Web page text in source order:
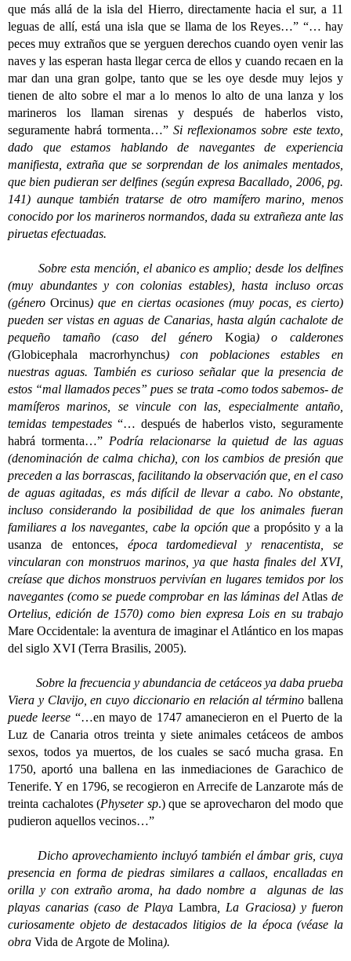
que más allá de la isla del Hierro, directamente hacia el sur, a 11
leguas de allí, está una isla que se llama de los Reyes…” “… hay
peces muy extraños que se yerguen derechos cuando oyen venir las
naves y las esperan hasta llegar cerca de ellos y cuando recaen en la
mar dan una gran golpe, tanto que se les oye desde muy lejos y
tienen de alto sobre el mar a lo menos lo alto de una lanza y los
marineros los llaman sirenas y después de haberlos visto,
seguramente habrá tormenta…”Si reflexionamos sobre este texto,
dado que estamos hablando de navegantes de experiencia
manifiesta, extraña que se sorprendan de los animales mentados,
que bien pudieran ser delfines (según expresa Bacallado, 2006, pg.
141) aunque también tratarse de otro mamífero marino, menos
conocido por los marineros normandos, dada su extrañeza ante las
piruetas efectuadas.
Sobre esta mención, el abanico es amplio; desde los delfines
(muy abundantes y con colonias estables), hasta incluso orcas
(géneroOrcinus) que en ciertas ocasiones (muy pocas, es cierto)
pueden ser vistas en aguas de Canarias, hasta algún cachalote de
pequeño tamaño (caso del género Kogia) o calderones
(Globicephala macrorhynchus) con poblaciones estables en
nuestras aguas. También es curioso señalar que la presencia de
estos “mal llamados peces” pues se trata -como todos sabemos- de
mamíferos marinos, se vincule con las, especialmente antaño,
temidas tempestades “… después de haberlos visto, seguramente
habrá tormenta…”Podría relacionarse la quietud de las aguas
(denominación de calma chicha), con los cambios de presión que
preceden a las borrascas, facilitando la observación que, en el caso
de aguas agitadas, es más difícil de llevar a cabo. No obstante,
incluso considerando la posibilidad de que los animales fueran
familiares a los navegantes, cabe la opción quea propósito y a la
usanza de entonces, época tardomedieval y renacentista, se
vincularan con monstruos marinos, ya que hasta finales del XVI,
creíase que dichos monstruos pervivían en lugares temidos por los
navegantes (como se puede comprobar en las láminas del Atlas de
Ortelius, edición de 1570) como bien expresa Lois en su trabajo
Mare Occidentale: la aventura de imaginar el Atlántico en los mapas
del siglo XVI (Terra Brasilis, 2005).
Sobre la frecuencia y abundancia de cetáceos ya daba prueba
Viera y Clavijo, en cuyo diccionario en relación al término ballena
puede leerse “…en mayo de 1747 amanecieron en el Puerto de la
Luz de Canaria otros treinta y siete animales cetáceos de ambos
sexos, todos ya muertos, de los cuales se sacó mucha grasa. En
1750, aportó una ballena en las inmediaciones de Garachico de
Tenerife. Y en 1796, se recogieron en Arrecife de Lanzarote más de
treinta cachalotes (Physeter sp.) que se aprovecharon del modo que
pudieron aquellos vecinos…”
Dicho aprovechamiento incluyó también el ámbar gris, cuya
presencia en forma de piedras similares a callaos, encalladas en
orilla y con extraño aroma, ha dado nombre a algunas de las
playas canarias (caso de PlayaLambra , La Graciosa) y fueron
curiosamente objeto de destacados litigios de la época (véase la
obra Vida de Argote de Molina).